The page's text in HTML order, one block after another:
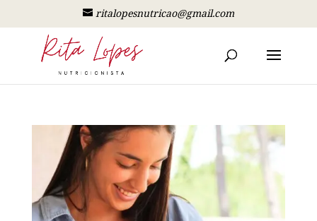
ritalopesnutricao@gmail.com